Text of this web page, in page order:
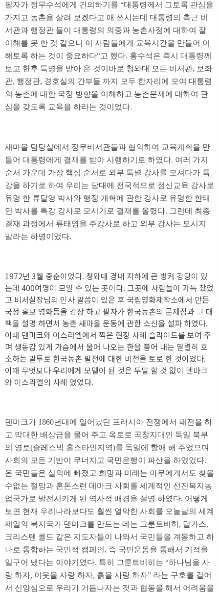
필자가 정무수석에게 건의하기를 “대통령께서 그토록 관심을
가지고 농촌을 살려 보겠다고 애 쓰시는데 대통령의 측근 비
서관과 행정관 들이 대통령의 의중과 농촌사정에 대하여 잘
이해를 못 한 것 같으니 이 사람들에게 교육시간을 만들어 이
해토록 하는 것이 중요하다“고 했다. 홍수석은 즉시 대통령께
보고 한후 특명을 받아 온 것이바로 청와대 모든 비서관, 보좌
관, 행정관, 경호실의 간부들 까지 모두 한자리에 모여 대통령
의 농촌에 대한 국정 방향을 이해하고 농촌문제에 대하여 관
심을 갖도록 교육을 하라는 것이었다.
새마을 담당실에서 정무비서관들과 협의하여 교육계획을 만
들어 대통령에게 결재를 받아 시행하기로 하였다. 여러 가지
순서 가운데 가장 핵심 순서로 외부 특별 강사를 모셔다가 특
강을 하기로 하여 우리는 당대에 전국적으로 정신교육 강사로
유명 한 류달영 박사와 행정 개혁에 관한 강사로 유명한 한태
연 박사를 특강 강사로 모시기로 결재를 올렸다. 그런데 최종
결재 과정에서 류태영을 주강사로 하고 외부 강사는 모시지
말라는 하명이었다.
1972년 3월 중순이었다. 청와대 경내 지하에 큰 벙커 강당이 있
는데 400여명이 모일 수 있는 곳이다. 그곳에 사람들이 가득 찼었
고 비서실장님의 인사 말씀이 있은 후 국립영화제작소에서 만든
국정 홍보 영화등을 감상 하고 필자가 한국농촌의 문제점과 그 대
책을 설명 하면서 농촌 새마을 운동에 관한 소신을 설파 하였다.
이때 덴마크와 이스라엘에서 찍은 현장 사례 슬라이드를 보여 주
며 생동감 있게 가슴에서 울어 나오는 한을 품어 내는 열렬히 호
소하는 말투로 한국농촌 발전에 대한 비전을 토로 한 것이었다.
이때 무엇보다 우리에게 모델이 된 것은 두말 할 것 없이 덴마크
와 이스라엘의 사례 였었다.
덴마크가 1860년대에 일어났던 프러시아 전쟁에서 패전을 하
고 막대한 배상금을 물어 주고 옥토로 곡창지대인 독일 북부
의 영토(슬레스빅 홀스타인지역)를 독일에 할애 해 주었으며
사회의 모든 기반이 무너지고 국민은행이 파산을 하였었다.
온 국민들은 실의에 빠졌고 희망과 미래는 아무에게서도 찾을
수없는 절망과 혼돈스런 데마크 사회를 세계적인 선진복지농
업국가로 발전시키게 된 역사적 배경을 설명 하였다. 어떻게
보면 현재 우리나라보다도 훨씬 열악한 사회를 오늘날의 세계
제일의 복지국가 덴마크를 만드는 데는 그룬트비히, 달가스,
크리스텐 콜드 같은 지도자들이 나와서 국민들을 계몽하고 하
나로 통합하는 국민적 캠페인, 즉 국민운동을 통해서 기적을
일구어 냈다는 이야기였다. 특히 그룬트비히는 “하나님을 사
랑 하자, 이웃을 사랑 하자, 흙을 사랑 하자” 라는 구호를 걸어
서 신앙심으로 우리가 거듭나자는 것과 협동을 해서 어려움을